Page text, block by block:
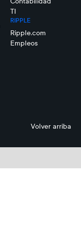
TI
RIPPLE
Ripple.com
Empleos
Volver arriba